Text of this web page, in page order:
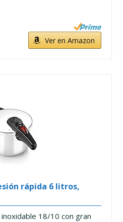
Ver en Amazon
rápida 6 litros,
18/10 con gran